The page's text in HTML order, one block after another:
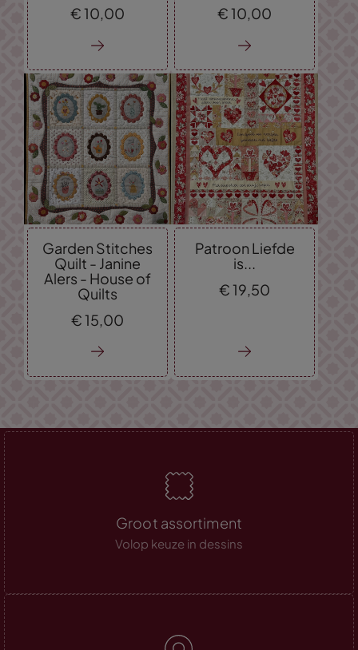
€10,00
€10,00
Garden Stitches
Quilt - Janine
Alers - House of
Quilts
€15, 00
Patroon Liefde
is...
€19, 50
Groot assortiment
Volop keuze in dessins